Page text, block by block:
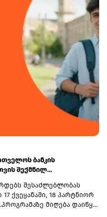
კვლევებს
გასავითარებლად.
საგამოძიებო
4 პირი საბაჟო კოდექსის
შესაბამისად სანქციის
ბანკის
შექმნილ
შესაძლებლობას
ქვეყანაში, 18 პარტნიორ
მიღება დაიწყო